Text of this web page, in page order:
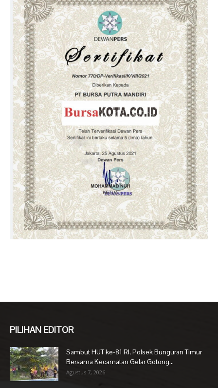
PILIHAN EDITOR
Sambut HUT ke-81 RI, Polsek Bunguran Timur
Bersama Kecamatan Gelar Gotong...
Agustus 7, 2026